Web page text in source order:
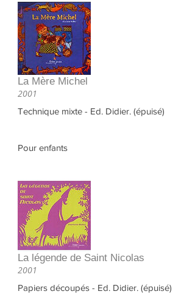
La Mère Michel
2001
Technique mixte - Ed. Didier. (épuisé)
Pour enfants
La légende de Saint Nicolas
2001
Papiers découpés - Ed. Didier. (épuisé)